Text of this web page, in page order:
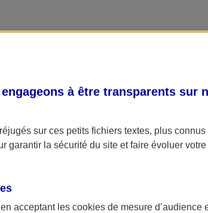
à être transparents sur
sur ces petits fichiers textes, plus
garantir la sécurité du site et faire évoluer
acceptant les cookies de mesure d’audience